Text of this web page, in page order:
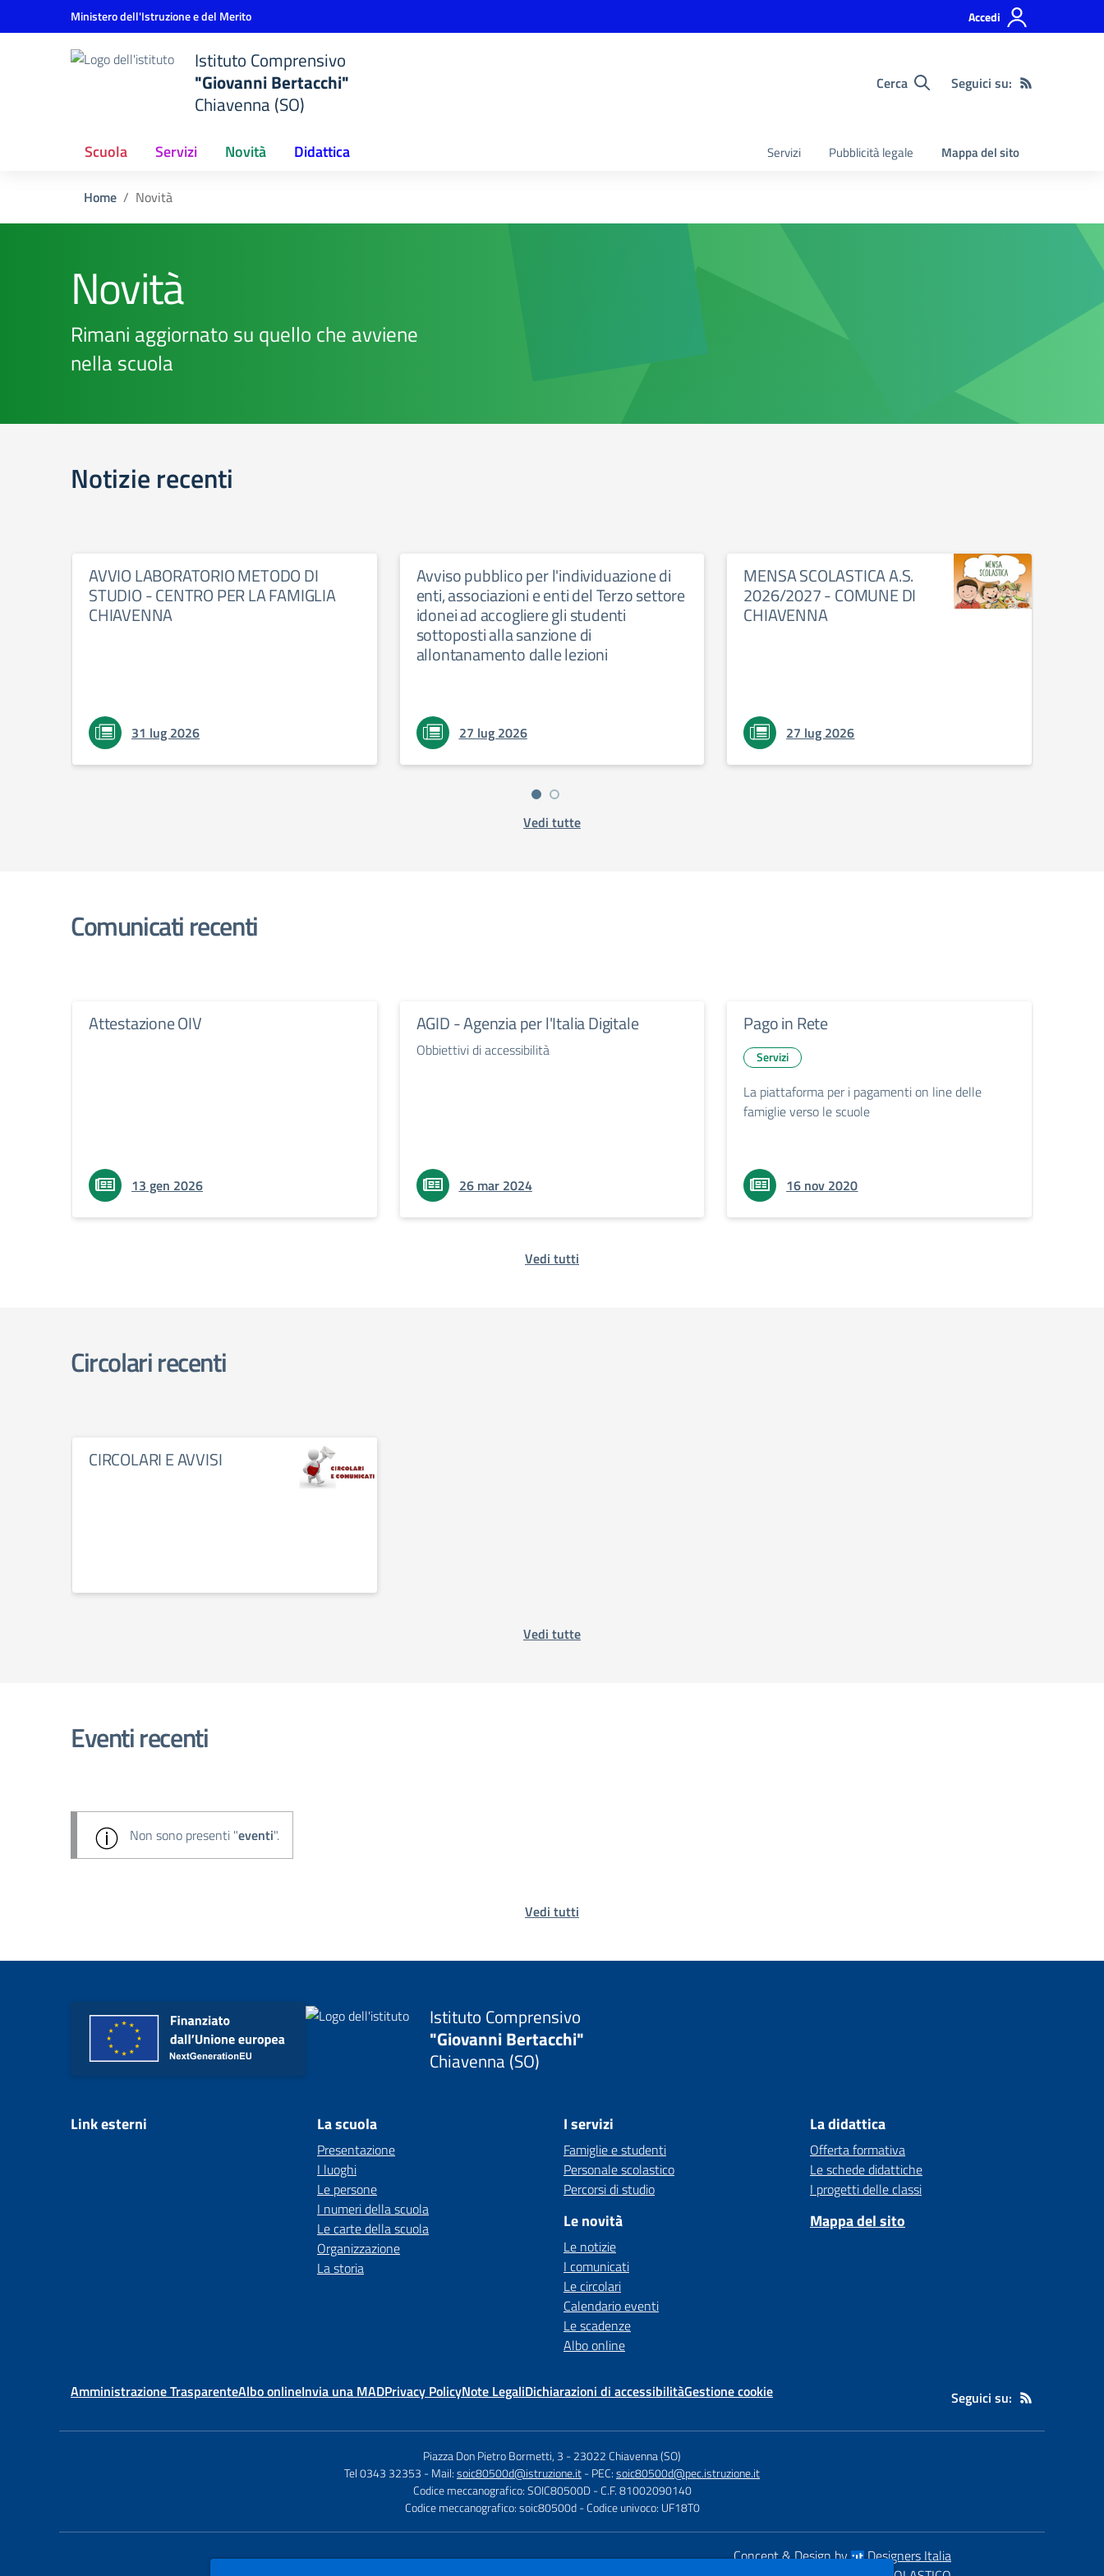
Vai ai contenuti
Vai al menu di navigazioneMinistero dell'Istruzione e del Merito Accedi
Istituto Comprensivo
"Giovanni Bertacchi"
Chiavenna (SO)
Cerca Seguici su:
Scuola Servizi Novità Didattica Servizi Pubblicità legale Mappa del sito
Home Novità
Novità
Rimani aggiornato su quello che avviene
nella scuola
Notizie recenti
AVVIO LABORATORIO METODO DI
STUDIO - CENTRO PER LA FAMIGLIA
CHIAVENNA
31 lug 2026
Avviso pubblico per l'individuazione di
enti, associazioni e enti del Terzo settore
idonei ad accogliere gli studenti
sottoposti alla sanzione di
allontanamento dalle lezioni
27 lug 2026
MENSA SCOLASTICA A.S.
2026/2027 - COMUNE DI
CHIAVENNA
27 lug 2026
Vedi tutte
Comunicati recenti
Attestazione OIV
13 gen 2026
AGID - Agenzia per l'Italia Digitale
Obbiettivi di accessibilità
26 mar 2024
Pago in Rete
Servizi
La piattaforma per i pagamenti on line delle
famiglie verso le scuole
16 nov 2020
Vedi tutti
Circolari recenti
CIRCOLARI E AVVISI
Vedi tutte
Eventi recenti
Non sono presenti "eventi".
Vedi tutti
Istituto Comprensivo
"Giovanni Bertacchi"
Chiavenna (SO)
Link esterni La scuola
Presentazione
I luoghi
Le persone
I numeri della scuola
Le carte della scuola
Organizzazione
La storia
I servizi
Famiglie e studenti
Personale scolastico
Percorsi di studio
Le novità
Le notizie
I comunicati
Le circolari
Calendario eventi
Le scadenze
Albo online
La didattica
Offerta formativa
Le schede didattiche
I progetti delle classi
Mappa del sito
Amministrazione TrasparenteAlbo onlineInvia una MADPrivacy PolicyNote LegaliDichiarazioni di accessibilitàGestione cookie Seguici su:
Piazza Don Pietro Bormetti, 3 -23022 Chiavenna (SO)
Tel 0343 32353 - Mail:soic80500d@istruzione.it- PEC:soic80500d@pec.istruzione.it
Codice meccanografico: SOIC80500D - C.F. 81002090140
Codice meccanografico: soic80500d - Codice univoco: UF18T0
Concept & Design by
Designers Italia